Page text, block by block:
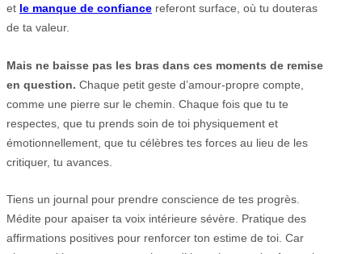
et le manque de confiance referont surface, où tu douteras
de ta valeur.
Mais ne baisse pas les bras dans ces moments de remise
en question. Chaque petit geste d’amour-propre compte,
comme une pierre sur le chemin. Chaque fois que tu te
respectes, que tu prends soin de toi physiquement et
émotionnellement, que tu célèbres tes forces au lieu de les
critiquer, tu avances.
Tiens un journal pour prendre conscience de tes progrès.
Médite pour apaiser ta voix intérieure sévère. Pratique des
affirmations positives pour renforcer ton estime de toi. Car